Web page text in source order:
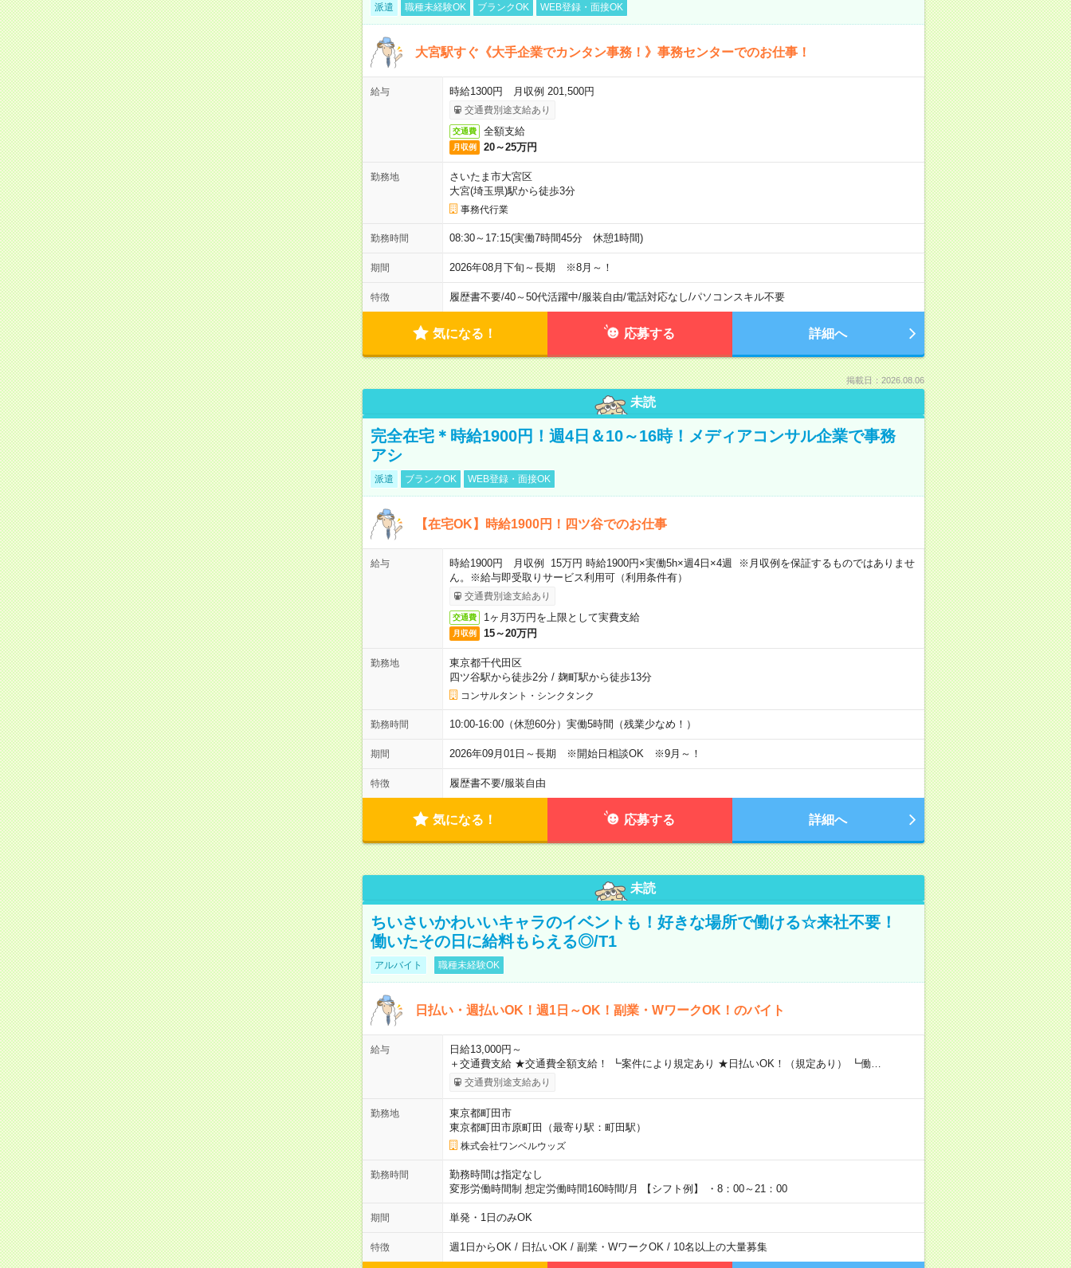
派遣 職種未経験OK ブランクOK WEB登録・面接OK
大宮駅すぐ《大手企業でカンタン事務！》事務センターでのお仕事！
給与 時給1300円 月収例 201,500円
交通費別途支給あり
交通費 全額支給
月収例 20～25万円
勤務地
さいたま市大宮区
大宮(埼玉県)駅から徒歩3分
事務代行業
勤務時間 08:30～17:15(実働7時間45分 休憩1時間)
期間 2026年08月下旬～長期 ※8月～！
特徴 履歴書不要/40～50代活躍中/服装自由/電話対応なし/パソコンスキル不要
気になる！ 応募する 詳細へ
掲載日：2026.08.06
未読
完全在宅＊時給1900円！週4日＆10～16時！メディアコンサル企業で事務
アシ
派遣 ブランクOK WEB登録・面接OK
【在宅OK】時給1900円！四ツ谷でのお仕事
給与
時給1900円 月収例 15万円 時給1900円×実働5h×週4日×4週 ※月収例を保証するものではありませ
ん。※給与即受取りサービス利用可（利用条件有）
交通費別途支給あり
交通費 1ヶ月3万円を上限として実費支給
月収例 15～20万円
勤務地
東京都千代田区
四ツ谷駅から徒歩2分/ 麹町駅から徒歩13分
コンサルタント・シンクタンク
勤務時間 10:00-16:00（休憩60分）実働5時間（残業少なめ！）
期間 2026年09月01日～長期 ※開始日相談OK ※9月～！
特徴 履歴書不要/服装自由
気になる！ 応募する 詳細へ
未読
ちいさいかわいいキャラのイベントも！好きな場所で働ける☆来社不要！
働いたその日に給料もらえる◎/T1
アルバイト 職種未経験OK
日払い・週払いOK！週1日～OK！副業・WワークOK！のバイト
給与
日給13,000円～
＋交通費支給 ★交通費全額支給！ ┗案件により規定あり ★日払いOK！（規定あり） ┗働…
交通費別途支給あり
勤務地
東京都町田市
東京都町田市原町田（最寄り駅：町田駅）
株式会社ワンベルウッズ
勤務時間
勤務時間は指定なし
変形労働時間制 想定労働時間160時間/月 【シフト例】 ・8：00～21：00
期間 単発・1日のみOK
特徴 週1日からOK / 日払いOK / 副業・WワークOK / 10名以上の大量募集